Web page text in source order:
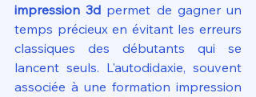
impression 3d permet de gagner un
temps précieux en évitant les erreurs
classiques des débutants qui se
lancent seuls. L'autodidaxie, souvent
associée à une formation impression